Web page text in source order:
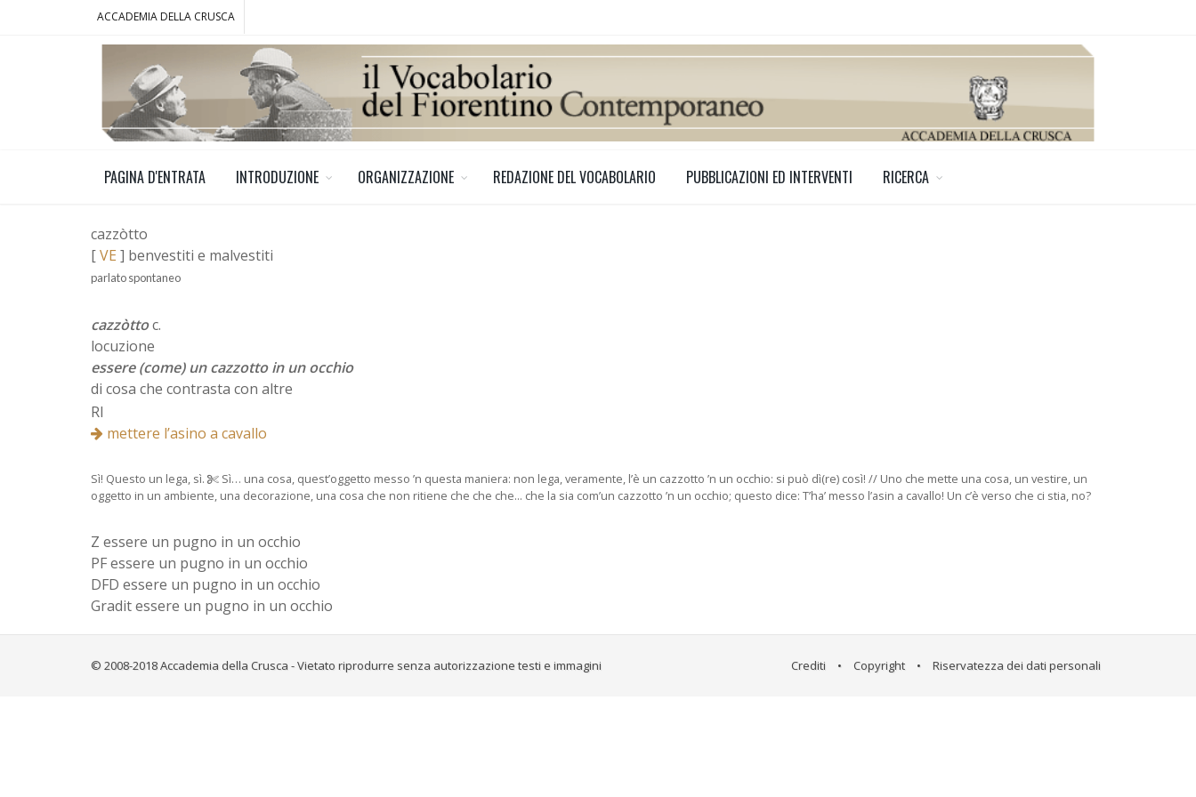
ACCADEMIA DELLA CRUSCA
PAGINA D'ENTRATA INTRODUZIONE ORGANIZZAZIONE REDAZIONE DEL VOCABOLARIO PUBBLICAZIONI ED INTERVENTI RICERCA
cazzòtto
[VE ] benvestiti e malvestiti
parlato spontaneo
cazzòttoc.
locuzione
essere (come) un cazzotto in un occhio
di cosa che contrasta con altre
RI
mettere l’asino a cavallo
Sì! Questo un lega, sì.
Sì… una cosa, quest’oggetto messo ’n questa maniera: non lega, veramente, l’è un cazzotto ’n un occhio: si può dì(re) così! // Uno che mette una cosa, un vestire, un
oggetto in un ambiente, una decorazione, una cosa che non ritiene che che che... che la sia com’un cazzotto ’n un occhio; questo dice: T’ha’ messo l’asin a cavallo! Un c’è verso che ci stia, no?
Z essere un pugno in un occhio
PF essere un pugno in un occhio
DFD essere un pugno in un occhio
Gradit essere un pugno in un occhio
Crediti • Copyright • Riservatezza dei dati personali
© 2008-2018 Accademia della Crusca - Vietato riprodurre senza autorizzazione testi e immagini